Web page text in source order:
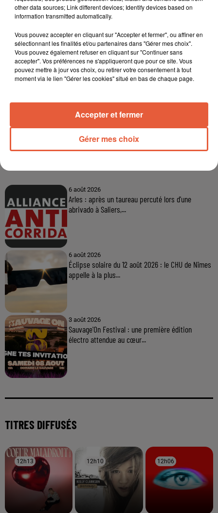
6 août 2026
Arles : après un taureau percuté lors d'une
abrivado à Saliers,...
6 août 2026
Éclipse solaire du 12 août 2026 : le CHU de Nîmes
appelle à la plus...
3 août 2026
Sauvage'On Festival : une première édition
électro attendue au cœur...
TITRES DIFFUSÉS
12h13
12h13 12h10
12h10 12h06
12h06
other data sources; Link different devices; Identify devices based on
information transmitted automatically.
Vous pouvez accepter en cliquant sur "Accepter et fermer", ou affiner en
sélectionnant les finalités et/ou partenaires dans "Gérer mes choix".
Vous pouvez également refuser en cliquant sur "Continuer sans
accepter". Vos préférences ne s'appliqueront que pour ce site. Vous
pouvez mettre à jour vos choix, ou retirer votre consentement à tout
moment via le lien "Gérer les cookies" situé en bas de chaque page.
Gérer mes choix
Accepter et fermer